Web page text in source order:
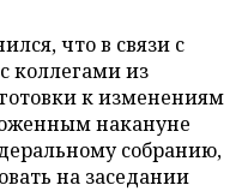
что в связи с
коллегами из
к изменениям
накануне
собранию,
на заседании